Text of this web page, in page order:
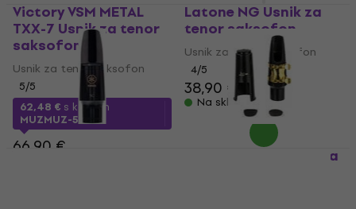
Victory VSM METAL
TXX-7 Usnik za tenor
saksofon
Usnik za tenor saksofon
5/5
62,48 € s kodom
MUZMUZ-5
66,90 €
Latone NG Usnik za
tenor saksofon
Usnik za tenor saksofon
4/5
38,90 €
Na skladištu
Latone ND74 Usnik za